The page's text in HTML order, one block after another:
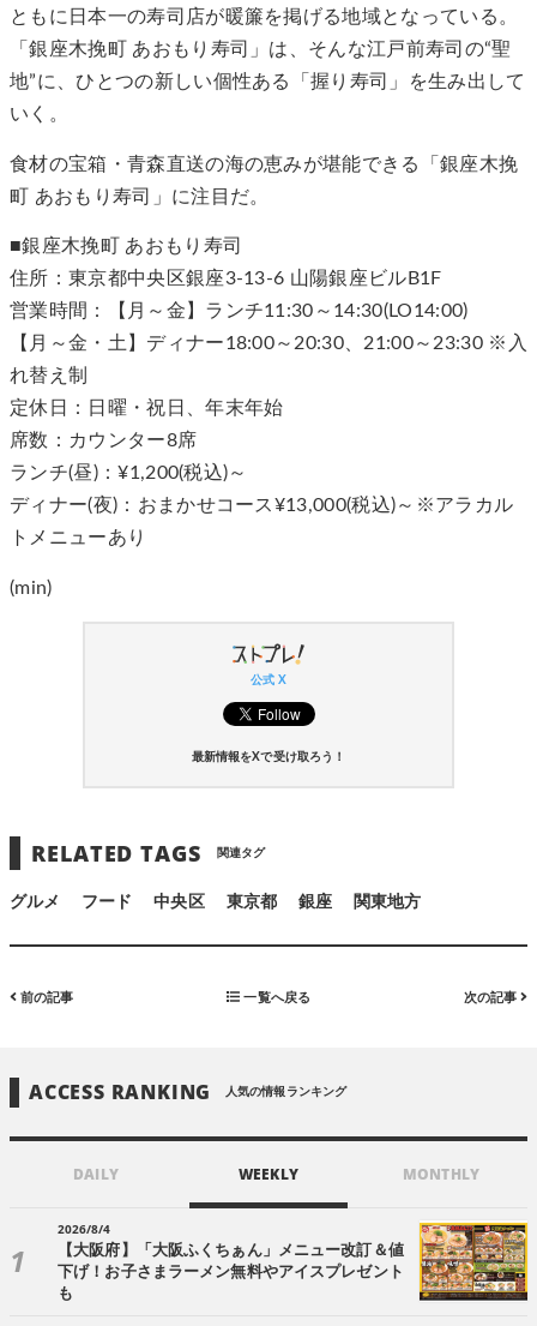
ともに日本一の寿司店が暖簾を掲げる地域となっている。
「銀座木挽町 あおもり寿司」は、そんな江戸前寿司の“聖
地”に、ひとつの新しい個性ある「握り寿司」を生み出して
いく。
食材の宝箱・青森直送の海の恵みが堪能できる「銀座木挽
町 あおもり寿司」に注目だ。
■銀座木挽町 あおもり寿司
住所：東京都中央区銀座3-13-6 山陽銀座ビルB1F
営業時間：【月～金】ランチ11:30～14:30(LO14:00)
【月～金・土】ディナー18:00～20:30、21:00～23:30 ※入
れ替え制
定休日：日曜・祝日、年末年始
席数：カウンター8席
ランチ(昼)：¥1,200(税込)～
ディナー(夜)：おまかせコース¥13,000(税込)～※アラカル
トメニューあり
(min)
公式 X
最新情報をXで受け取ろう！
RELATED TAGS 関連タグ
グルメ フード 中央区 東京都 銀座 関東地方
前の記事 一覧へ戻る 次の記事
ACCESS RANKING 人気の情報ランキング
DAILY WEEKLY MONTHLY
2026/8/4
【大阪府】「大阪ふくちぁん」メニュー改訂＆値
下げ！お子さまラーメン無料やアイスプレゼント
も